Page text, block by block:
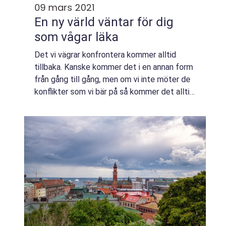
09 mars 2021
En ny värld väntar för dig
som vågar läka
Det vi vägrar konfrontera kommer alltid
tillbaka. Kanske kommer det i en annan form
från gång till gång, men om vi inte möter de
konflikter som vi bär på så kommer det alltid
dåligt rustade för att hantera o...